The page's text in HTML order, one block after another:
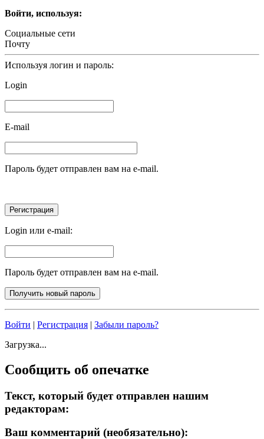
Войти, используя:
Социальные сети
Почту
Используя логин и пароль:
Login
E-mail
Пароль будет отправлен вам на e-mail.
Login или e-mail:
Пароль будет отправлен вам на e-mail.
Войти | Регистрация | Забыли пароль?
Загрузка...
Сообщить об опечатке
Текст, который будет отправлен нашим
редакторам:
Ваш комментарий (необязательно):